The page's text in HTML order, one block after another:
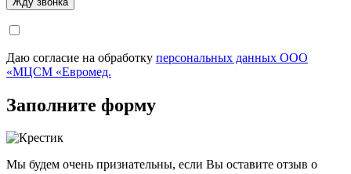
Даю согласие на обработку персональных данных ООО
«МЦСМ «Евромед.
Заполните форму
Мы будем очень признательны, если Вы оставите отзыв о